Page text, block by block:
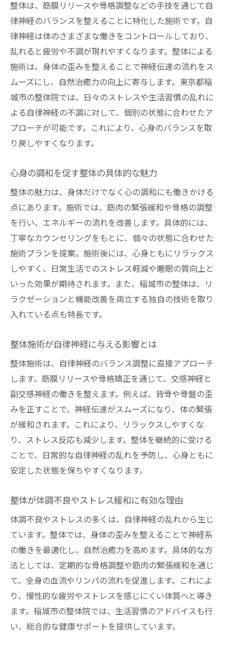
整体アプローチによる睡眠の質向上の秘訣
心と体を結ぶ整体ケアのメリットに注目
整体で生活の質が変わる理由を紹介
整体を通じて体調不良を改善する方法
自律神経の乱れに整体が有効な理由
整体アプローチが慢性的な不調に効く仕組
み
整体施術後の体調変化と継続の重要性
整体と日常生活の相乗効果を考える
自律神経の乱れに整体が有効なわけ
整体が自律神経の乱れを整える仕組み
整体と自律神経失調症の関係を解説
整体による自律神経調整の実際の流れ
自律神経を整えるための整体習慣とは
整体施術者が語る自律神経ケアの極意
整体施術で実感するリラックス効果
整体施術がもたらす自律神経の安定感
リラックス効果を高める整体の受け方
整体でストレスが和らぐメカニズム
整体が生活に与える癒やしの役割
生活習慣と整体によるセルフケア術
整体と日常生活を組み合わせたケア方法
自律神経を整える生活習慣の改善ポイント
整体的視点から見直すストレス対策習慣
自宅でできる整体的リラックス術の紹介
整体と生活習慣の相互作用を活用する
整体で自然治癒力を引き出す考え方
自律神経調整がもたらす回復力の向上
整体による体の自己調整力アップ法
整体習慣が健康維持に役立つ理由
整体は、筋膜リリースや骨格調整などの手技を通じて自
律神経のバランスを整えることに特化した施術です。自
律神経は体のさまざまな働きをコントロールしており、
乱れると疲労や不調が現れやすくなります。整体による
施術は、身体の歪みを整えることで神経伝達の流れをス
ムーズにし、自然治癒力の向上に寄与します。東京都稲
城市の整体院では、日々のストレスや生活習慣の乱れに
よる自律神経の不調に対して、個別の状態に合わせたア
プローチが可能です。これにより、心身のバランスを取
り戻しやすくなります。
心身の調和を促す整体の具体的な魅力
整体の魅力は、身体だけでなく心の調和にも働きかける
点にあります。施術では、筋肉の緊張緩和や骨格の調整
を行い、エネルギーの流れを改善します。具体的には、
丁寧なカウンセリングをもとに、個々の状態に合わせた
施術プランを提案。施術後には、心身ともにリラックス
しやすく、日常生活でのストレス軽減や睡眠の質向上と
いった効果が期待されます。また、稲城市の整体は、リ
ラクゼーションと機能改善を両立する独自の技術を取り
入れている点も特長です。
整体施術が自律神経に与える影響とは
整体施術は、自律神経のバランス調整に直接アプローチ
します。筋膜リリースや骨格矯正を通じて、交感神経と
副交感神経の働きを整えます。例えば、背骨や骨盤の歪
みを正すことで、神経伝達がスムーズになり、体の緊張
が緩和されます。これにより、リラックスしやすくな
り、ストレス反応も減少します。整体を継続的に受ける
ことで、日常的な自律神経の乱れを予防し、心身ともに
安定した状態を保ちやすくなります。
整体が体調不良やストレス緩和に有効な理由
体調不良やストレスの多くは、自律神経の乱れから生じ
ています。整体では、身体の歪みを整えることで神経系
の働きを最適化し、自然治癒力を高めます。具体的な方
法としては、定期的な骨格調整や筋肉の緊張緩和を通じ
て、全身の血流やリンパの流れを促進します。これによ
り、慢性的な疲労やストレスを感じにくい体質へと導き
ます。稲城市の整体院では、生活習慣のアドバイスも行
い、総合的な健康サポートを提供しています。